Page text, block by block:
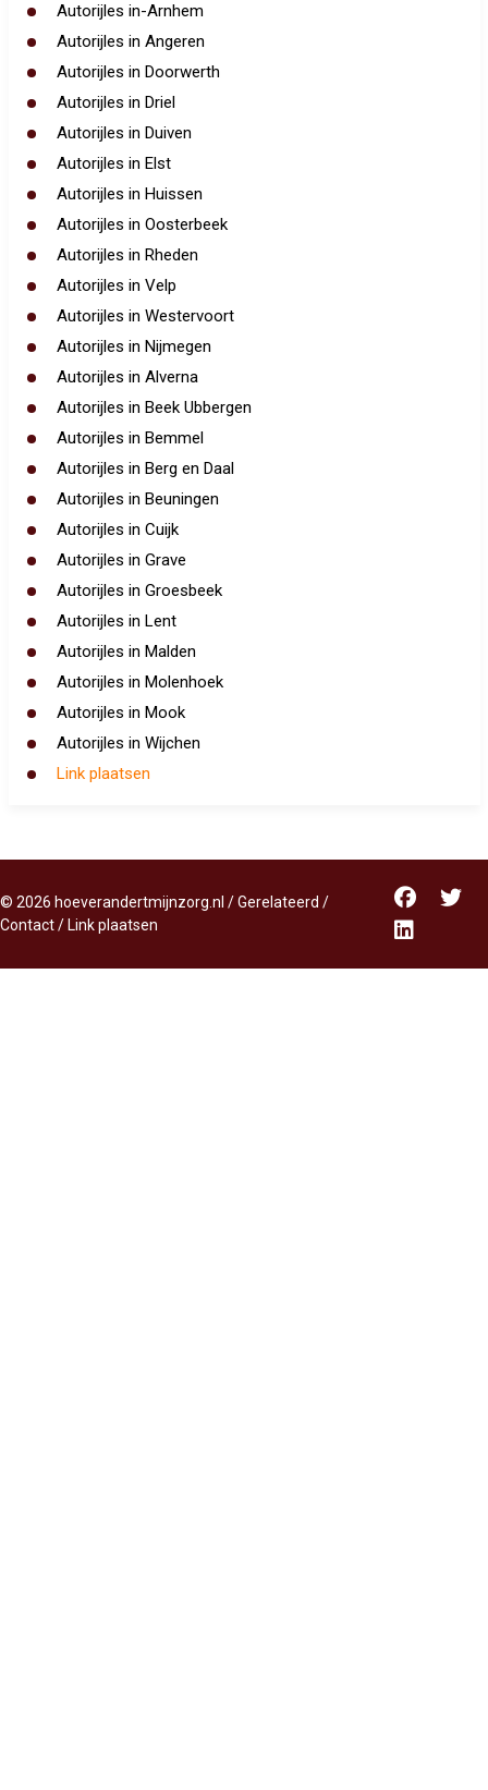
Autorijles in-Arnhem
Autorijles in Angeren
Autorijles in Doorwerth
Autorijles in Driel
Autorijles in Duiven
Autorijles in Elst
Autorijles in Huissen
Autorijles in Oosterbeek
Autorijles in Rheden
Autorijles in Velp
Autorijles in Westervoort
Autorijles in Nijmegen
Autorijles in Alverna
Autorijles in Beek Ubbergen
Autorijles in Bemmel
Autorijles in Berg en Daal
Autorijles in Beuningen
Autorijles in Cuijk
Autorijles in Grave
Autorijles in Groesbeek
Autorijles in Lent
Autorijles in Malden
Autorijles in Molenhoek
Autorijles in Mook
Autorijles in Wijchen
Link plaatsen
© 2026 hoeverandertmijnzorg.nl /Gerelateerd /
Contact/ Link plaatsen